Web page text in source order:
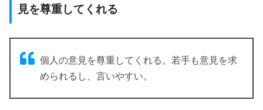
見を尊重してくれる
個人の意見を尊重してくれる。若手も意見を求
められるし、言いやすい。